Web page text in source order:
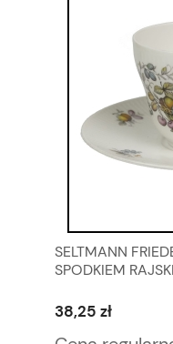
SELTMANN
SPODKIEM
38,25 zł